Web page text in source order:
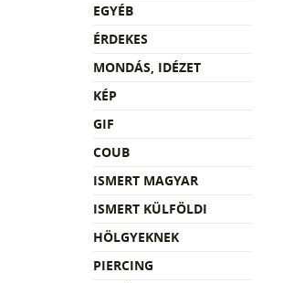
EGYÉB
ÉRDEKES
MONDÁS, IDÉZET
KÉP
GIF
COUB
ISMERT MAGYAR
ISMERT KÜLFÖLDI
HÖLGYEKNEK
PIERCING